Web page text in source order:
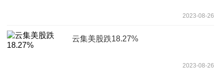
2023-08-26
云集美股跌18.27%
2023-08-26